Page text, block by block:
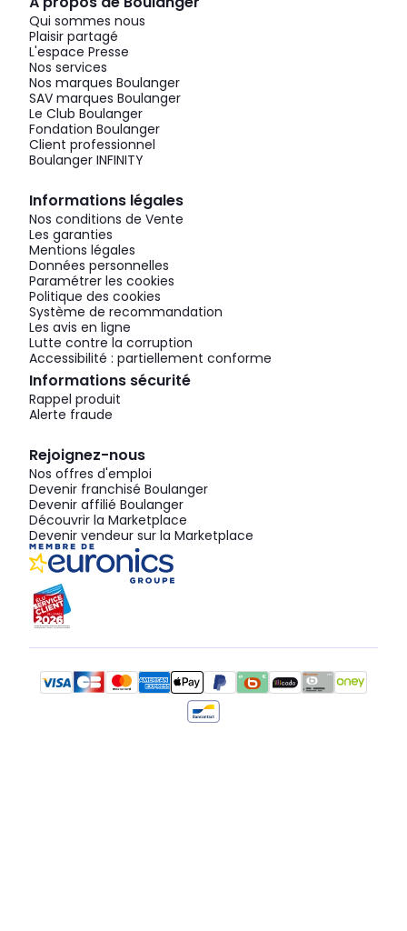
Qui sommes nous
Plaisir partagé
L'espace Presse
Nos services
Nos marques Boulanger
SAV marques Boulanger
Le Club Boulanger
Fondation Boulanger
Client professionnel
Boulanger INFINITY
Informations légales
Nos conditions de Vente
Les garanties
Mentions légales
Données personnelles
Paramétrer les cookies
Politique des cookies
Système de recommandation
Les avis en ligne
Lutte contre la corruption
Accessibilité : partiellement conforme
Informations sécurité
Rappel produit
Alerte fraude
Rejoignez-nous
Nos offres d'emploi
Devenir franchisé Boulanger
Devenir affilié Boulanger
Découvrir la Marketplace
Devenir vendeur sur la Marketplace